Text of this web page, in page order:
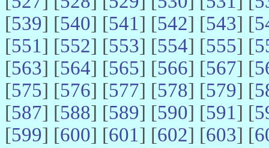
[539] [540] [541] [542] [543] [
[551] [552] [553] [554] [555] [
[563] [564] [565] [566] [567] [
[575] [576] [577] [578] [579] [
[587] [588] [589] [590] [591] [
[599] [600] [601] [602] [603] [